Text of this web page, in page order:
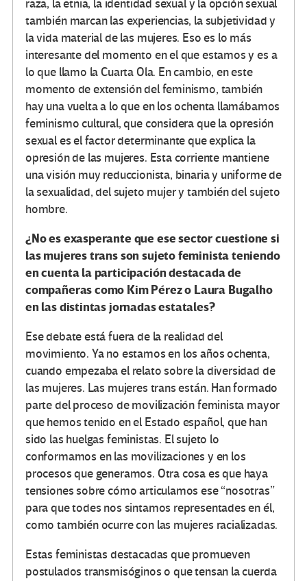
raza, la etnia, la identidad sexual y la opción sexual
también marcan las experiencias, la subjetividad y
la vida material de las mujeres. Eso es lo más
interesante del momento en el que estamos y es a
lo que llamo la Cuarta Ola. En cambio, en este
momento de extensión del feminismo, también
hay una vuelta a lo que en los ochenta llamábamos
feminismo cultural, que considera que la opresión
sexual es el factor determinante que explica la
opresión de las mujeres. Esta corriente mantiene
una visión muy reduccionista, binaria y uniforme de
la sexualidad, del sujeto mujer y también del sujeto
hombre.
¿No es exasperante que ese sector cuestione si
las mujeres trans son sujeto feminista teniendo
en cuenta la participación destacada de
compañeras como Kim Pérez o Laura Bugalho
en las distintas jornadas estatales?
Ese debate está fuera de la realidad del
movimiento. Ya no estamos en los años ochenta,
cuando empezaba el relato sobre la diversidad de
las mujeres. Las mujeres trans están. Han formado
parte del proceso de movilización feminista mayor
que hemos tenido en el Estado español, que han
sido las huelgas feministas. El sujeto lo
conformamos en las movilizaciones y en los
procesos que generamos. Otra cosa es que haya
tensiones sobre cómo articulamos ese “nosotras”
para que todes nos sintamos representades en él,
como también ocurre con las mujeres racializadas.
Estas feministas destacadas que promueven
postulados transmisóginos o que tensan la cuerda